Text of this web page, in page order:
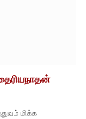
மிக்க